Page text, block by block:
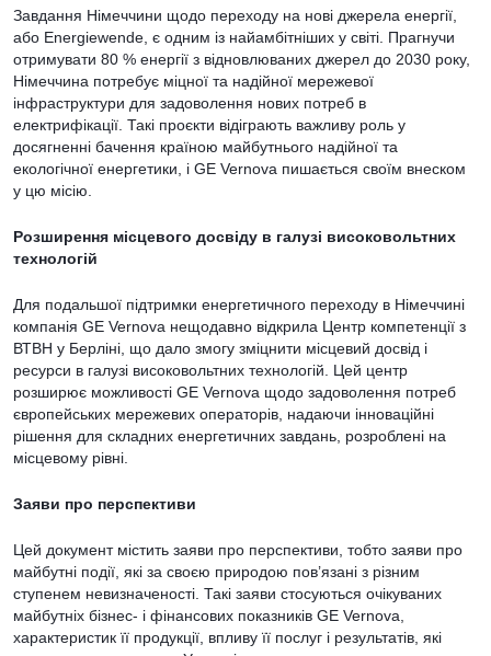
Завдання Німеччини щодо переходу на нові джерела енергії,
або Energiewende, є одним із найамбітніших у світі. Прагнучи
отримувати 80 % енергії з відновлюваних джерел до 2030 року,
Німеччина потребує міцної та надійної мережевої
інфраструктури для задоволення нових потреб в
електрифікації. Такі проєкти відіграють важливу роль у
досягненні бачення країною майбутнього надійної та
екологічної енергетики, і GE Vernova пишається своїм внеском
у цю місію.
Розширення місцевого досвіду в галузі високовольтних
технологій
Для подальшої підтримки енергетичного переходу в Німеччині
компанія GE Vernova нещодавно відкрила Центр компетенції з
ВТВН у Берліні, що дало змогу зміцнити місцевий досвід і
ресурси в галузі високовольтних технологій. Цей центр
розширює можливості GE Vernova щодо задоволення потреб
європейських мережевих операторів, надаючи інноваційні
рішення для складних енергетичних завдань, розроблені на
місцевому рівні.
Заяви про перспективи
Цей документ містить заяви про перспективи, тобто заяви про
майбутні події, які за своєю природою пов’язані з різним
ступенем невизначеності. Такі заяви стосуються очікуваних
майбутніх бізнес- і фінансових показників GE Vernova,
характеристик її продукції, впливу її послуг і результатів, які